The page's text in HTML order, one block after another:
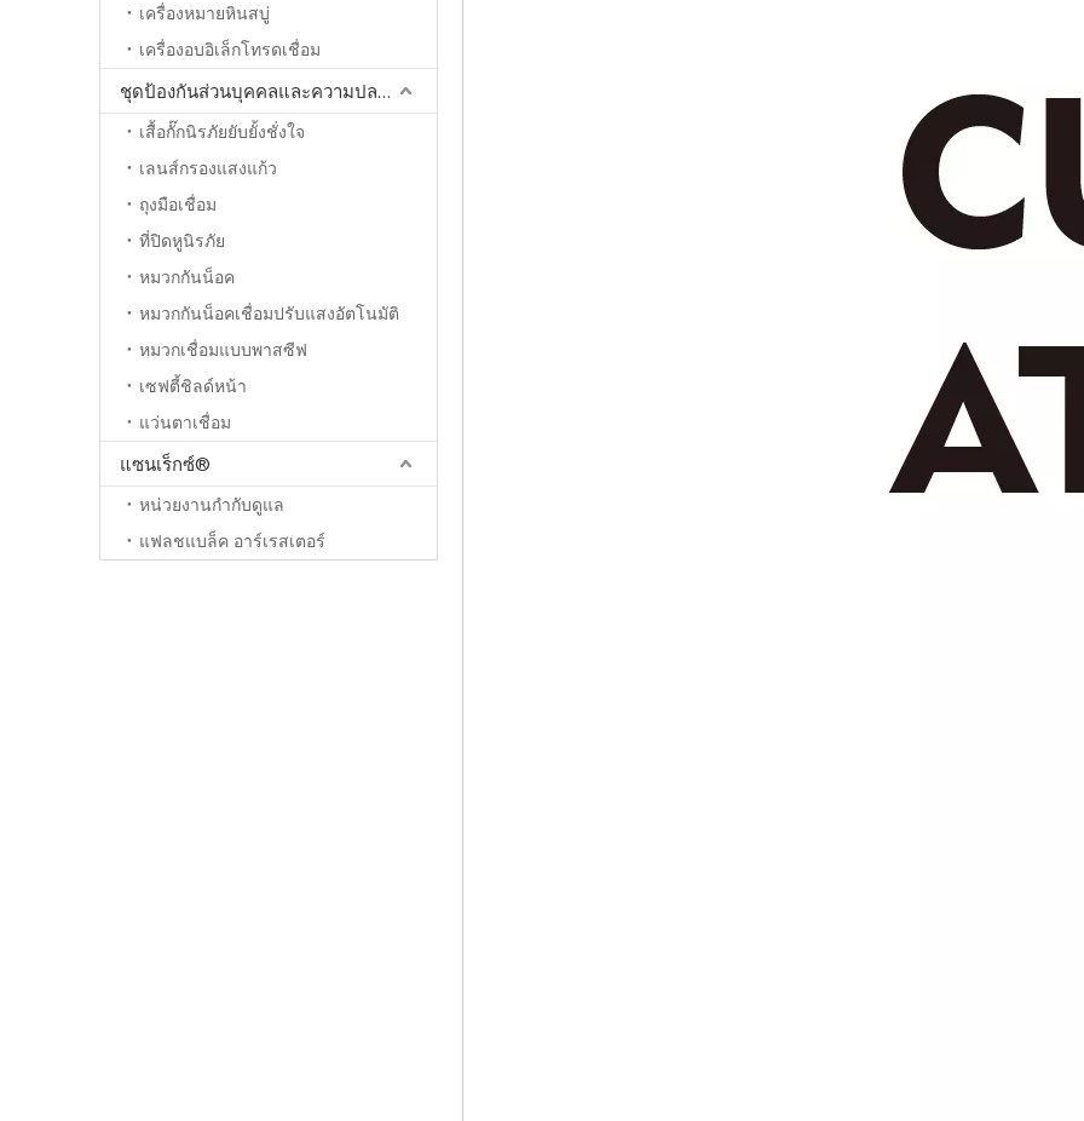
เครื่องหมายหินสบู่
เครื่องอบอิเล็กโทรดเชื่อม
ชุดป้องกันส่วนบุคคลและความปลอดภัย
เสื้อกั๊กนิรภัยยับยั้งชั่งใจ
เลนส์กรองแสงแก้ว
ถุงมือเชื่อม
ที่ปิดหูนิรภัย
หมวกกันน็อค
หมวกกันน็อคเชื่อมปรับแสงอัตโนมัติ
หมวกเชื่อมแบบพาสซีฟ
เซฟตี้ชิลด์หน้า
แว่นตาเชื่อม
แซนเร็กซ์®
หน่วยงานกำกับดูแล
แฟลชแบล็ค อาร์เรสเตอร์